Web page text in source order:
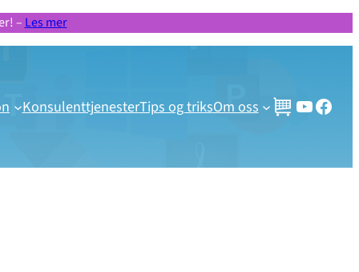
– Les mer
KonsulenttjenesterTips og triksOm oss Gratis videoer og webinar
Besøk vår Facebook side!